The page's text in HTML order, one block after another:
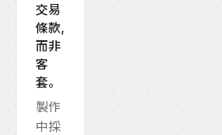
交易
條款,
而非
客
套。
製作
中採